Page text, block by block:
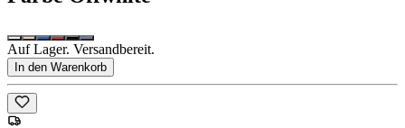
Auf Lager. Versandbereit.
In den Warenkorb